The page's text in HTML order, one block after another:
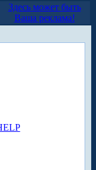
Здесь может быть
Ваша реклама!